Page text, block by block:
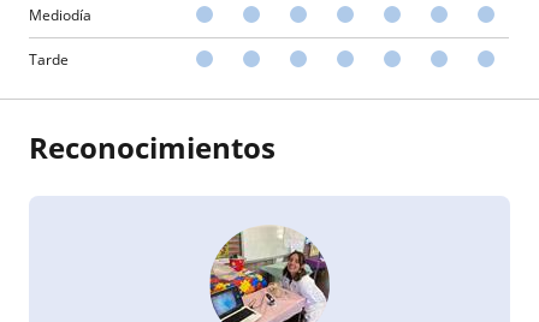
Mediodía
Tarde
Reconocimientos